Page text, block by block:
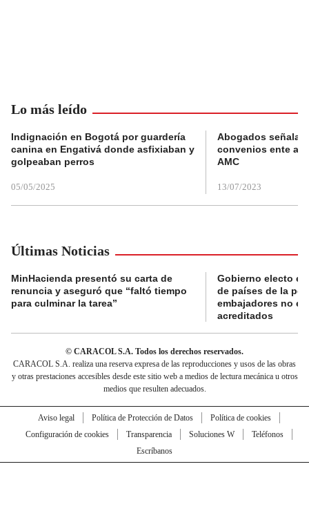
Lo más leído
Indignación en Bogotá por guardería
canina en Engativá donde asfixiaban y
golpeaban perros
05/05/2025
Abogados
convenios ente
AMC
13/07/2023
Últimas Noticias
MinHacienda presentó su carta de
renuncia y aseguró que “faltó tiempo
para culminar la tarea”
Gobierno electo
de países de la
embajadores no
acreditados
© CARACOL S.A. Todos los derechos reservados.
CARACOL S.A. realiza una reserva expresa de las reproducciones y usos de las obras
y otras prestaciones accesibles desde este sitio web a medios de lectura mecánica u otros
medios que resulten adecuados.
Aviso legal Política de Protección de Datos
Política de cookies
Configuración de cookies
Transparencia Soluciones W
Teléfonos
Escríbanos